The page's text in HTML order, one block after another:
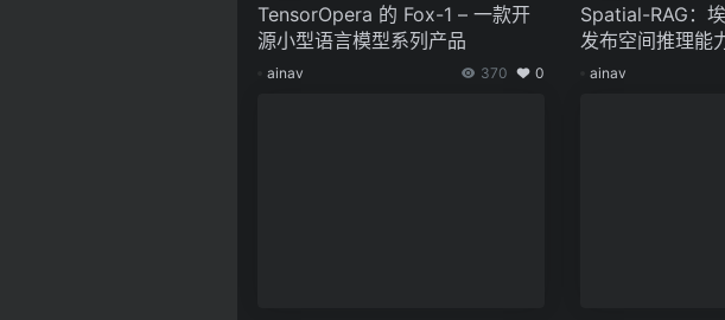
TensorOpera 的 Fox-1 – 一款开
源小型语言模型系列产品
ainav 370 0
Spatial-RAG：
发布空间推理能
ainav